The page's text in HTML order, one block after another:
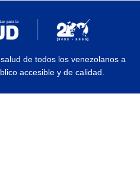
de todos los venezolanos a
accesible y de calidad.